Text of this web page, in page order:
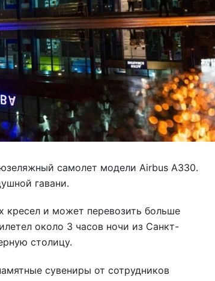
самолет модели Airbus A330.
гавани.
кресел и может перевозить больше
около 3 часов ночи из Санкт-
столицу.
сувениры от сотрудников